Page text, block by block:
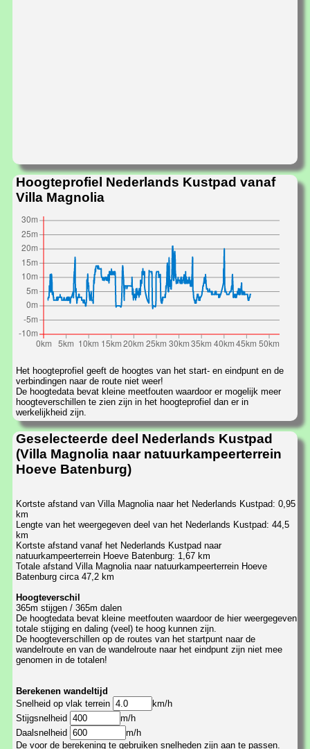
Hoogteprofiel Nederlands Kustpad vanaf
Villa Magnolia
Het hoogteprofiel geeft de hoogtes van het start- en eindpunt en de
verbindingen naar de route niet weer!
De hoogtedata bevat kleine meetfouten waardoor er mogelijk meer
hoogteverschillen te zien zijn in het hoogteprofiel dan er in
werkelijkheid zijn.
Geselecteerde deel Nederlands Kustpad
(Villa Magnolia naar natuurkampeerterrein
Hoeve Batenburg)
Kortste afstand van Villa Magnolia naar het Nederlands Kustpad: 0,95
km
Lengte van het weergegeven deel van het Nederlands Kustpad: 44,5
km
Kortste afstand vanaf het Nederlands Kustpad naar
natuurkampeerterrein Hoeve Batenburg: 1,67 km
Totale afstand Villa Magnolia naar natuurkampeerterrein Hoeve
Batenburg circa 47,2 km
Hoogteverschil
365m stijgen / 365m dalen
De hoogtedata bevat kleine meetfouten waardoor de hier weergegeven
totale stijging en daling (veel) te hoog kunnen zijn.
De hoogteverschillen op de routes van het startpunt naar de
wandelroute en van de wandelroute naar het eindpunt zijn niet mee
genomen in de totalen!
Berekenen wandeltijd
Snelheid op vlak terrein
km/h
Stijgsnelheid
m/h
Daalsnelheid
m/h
De voor de berekening te gebruiken snelheden zijn aan te passen.